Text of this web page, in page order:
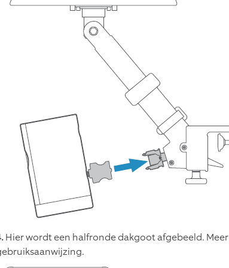
Hier wordt een halfronde dakgoot afgebeeld.